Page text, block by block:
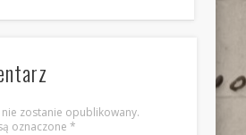
zostanie opublikowany.
oznaczone *